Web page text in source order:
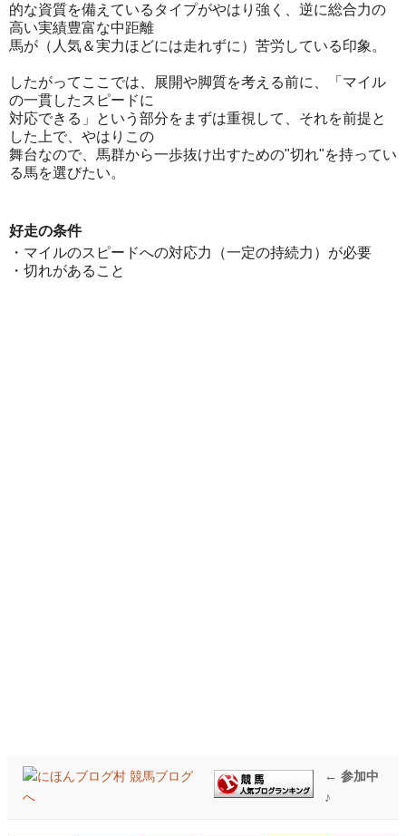
的な資質を備えているタイプがやはり強く、逆に総合力の
高い実績豊富な中距離
馬が（人気＆実力ほどには走れずに）苦労している印象。
したがってここでは、展開や脚質を考える前に、「マイル
の一貫したスピードに
対応できる」という部分をまずは重視して、それを前提と
した上で、やはりこの
舞台なので、馬群から一歩抜け出すための"切れ"を持ってい
る馬を選びたい。
好走の条件
・マイルのスピードへの対応力（一定の持続力）が必要
・切れがあること
← 参加中
♪